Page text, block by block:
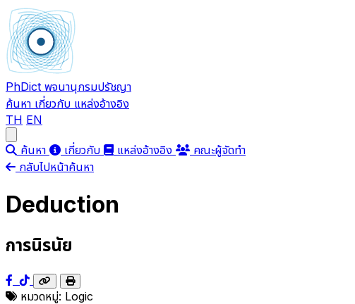
PhDict พจนานุกรมปรัชญา
ค้นหา เกี่ยวกับ แหล่งอ้างอิง
TH EN
ค้นหา เกี่ยวกับ แหล่งอ้างอิง
คณะผู้จัดทำ
กลับไปหน้าค้นหา
Deduction
การนิรนัย
หมวดหมู่: Logic